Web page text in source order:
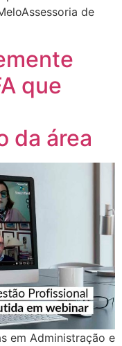
de
que
da área
em Administração e